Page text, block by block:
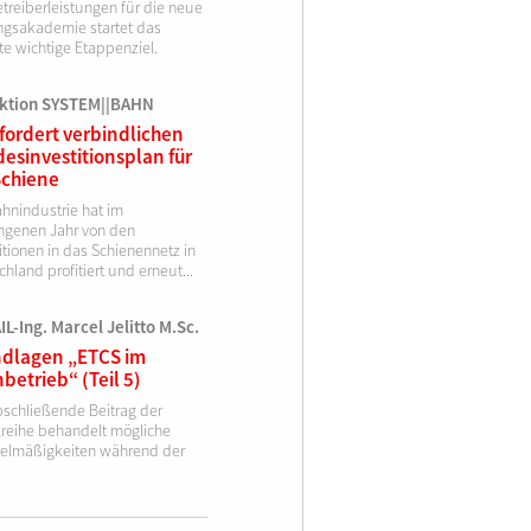
für die neue
startet das
wichtige Etappenziel.
SYSTEM||BAHN
fordert verbindlichen
für
hat im
Jahr von den
in das Schienennetz in
profitiert und erneut...
Ing. Marcel Jelitto M.Sc.
„ETCS im
(Teil 5)
Beitrag der
behandelt mögliche
während der